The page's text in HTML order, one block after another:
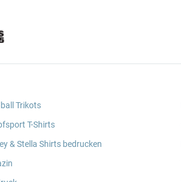
Trikots
T-Shirts
& Stella Shirts bedrucken